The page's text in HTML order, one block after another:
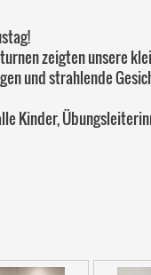
zeigten unsere
und strahlende
Kinder,